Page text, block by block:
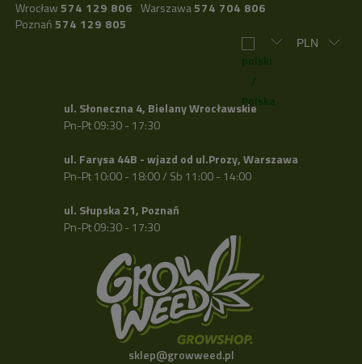
Wrocław 574 129 806 Warszawa574 704 806
Poznań 574 129 805
ul. Słoneczna 4, Bielany Wrocławskie
Pn-Pt 09:30 - 17:30
ul. Farysa 44B - wjazd od ul.Prozy, Warszawa
Pn-Pt 10:00 - 18:00 / Sb 11:00 - 14:00
ul. Słupska 21, Poznań
Pn-Pt 09:30 - 17:30
sklep@growweed.pl